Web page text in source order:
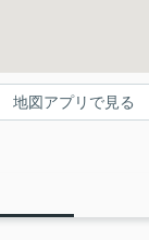
地図アプリで見る